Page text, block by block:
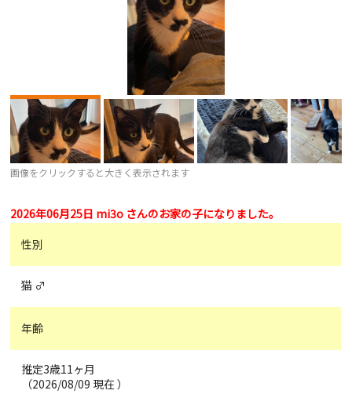
画像をクリックすると大きく表示されます
2026年06月25日 mi3o さんのお家の子になりました。
性別
猫 ♂
年齢
推定3歳11ヶ月
（2026/08/09 現在 ）